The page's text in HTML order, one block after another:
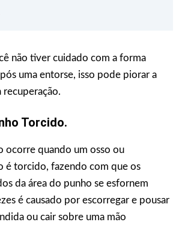
não tiver cuidado com a forma
uma entorse, isso pode piorar a
recuperação.
Torcido.
ocorre quando um osso ou
é torcido, fazendo com que os
da área do punho se esfornem
é causado por escorregar e pousar
ou cair sobre uma mão